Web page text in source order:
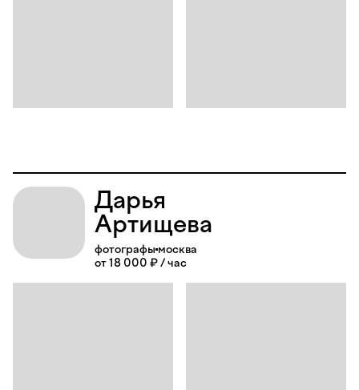
Дарья
Артищева
фотографы москва
от 18 000 ₽ / час